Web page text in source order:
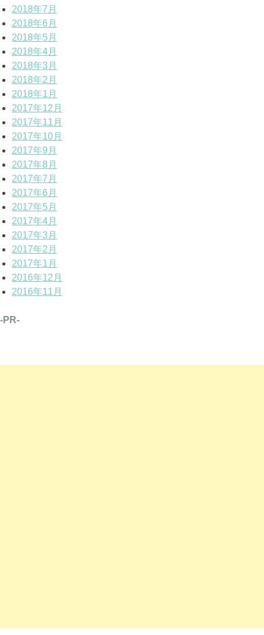
2018年7月
2018年6月
2018年5月
2018年4月
2018年3月
2018年2月
2018年1月
2017年12月
2017年11月
2017年10月
2017年9月
2017年8月
2017年7月
2017年6月
2017年5月
2017年4月
2017年3月
2017年2月
2017年1月
2016年12月
2016年11月
-PR-